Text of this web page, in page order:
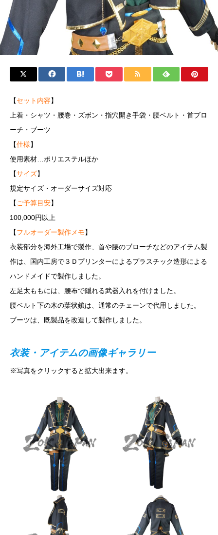
【セット内容】
上着・シャツ・腰巻・ズボン・指穴開き手袋・腰ベルト・首ブロ
ーチ・ブーツ
【仕様】
使用素材…ポリエステルほか
【サイズ】
規定サイズ・オーダーサイズ対応
【 ご予算目安】
100,000円以上
【フルオーダー製作メモ】
衣装部分を海外工場で製作、首や腰のブローチなどのアイテム製
作は、国内工房で３Ｄプリンターによるプラスチック造形による
ハンドメイドで製作しました。
左足太ももには、腰布で隠れる武器入れを付けました。
腰ベルト下の木の葉状鎖は、通常のチェーンで代用しました。
ブーツは、既製品を改造して製作しました。
衣装・アイテムの画像ギャラリー
※写真をクリックすると拡大出来ます。